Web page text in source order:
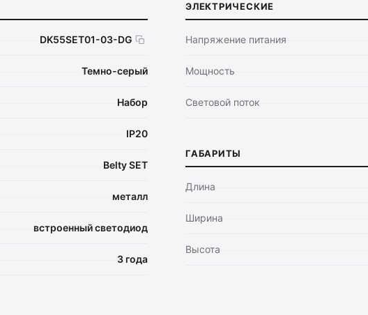
DK55SET01-03-DG
Темно-серый
Набор
IP20
Belty SET
металл
встроенный светодиод
3 года
ЭЛЕКТРИЧЕСКИЕ
Напряжение питания
Мощность
Световой поток
ГАБАРИТЫ
Длина
Ширина
Высота